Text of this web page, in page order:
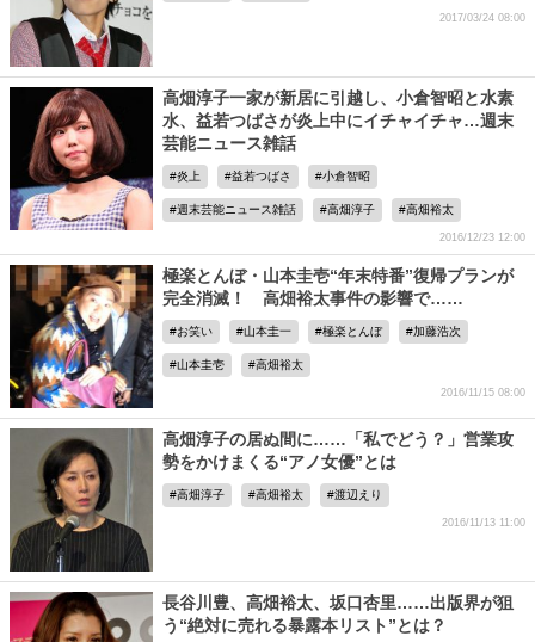
2017/03/24 08:00
高畑淳子一家が新居に引越し、小倉智昭と水素
水、益若つばさが炎上中にイチャイチャ…週末
芸能ニュース雑話
炎上 益若つばさ 小倉智昭
週末芸能ニュース雑話 高畑淳子 高畑裕太
2016/12/23 12:00
極楽とんぼ・山本圭壱“年末特番”復帰プランが
完全消滅！ 高畑裕太事件の影響で……
お笑い 山本圭一 極楽とんぼ 加藤浩次
山本圭壱 高畑裕太
2016/11/15 08:00
高畑淳子の居ぬ間に……「私でどう？」営業攻
勢をかけまくる“アノ女優”とは
高畑淳子 高畑裕太 渡辺えり
2016/11/13 11:00
長谷川豊、高畑裕太、坂口杏里……出版界が狙
う“絶対に売れる暴露本リスト”とは？